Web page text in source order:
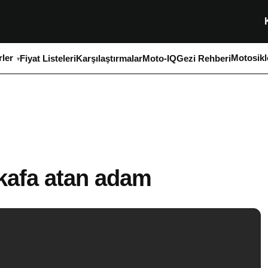
Fiyat ListeleriKarşılaştırmalarMoto-IQGezi Rehberi
atan adam